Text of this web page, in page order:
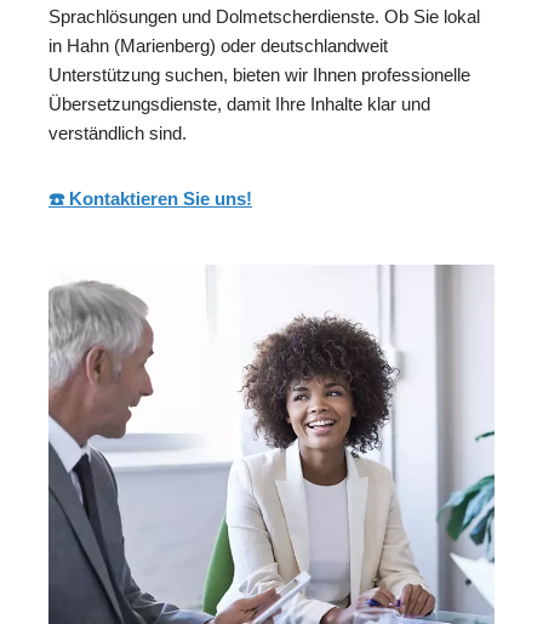
Sprachlösungen und Dolmetscherdienste. Ob Sie lokal
in Hahn (Marienberg) oder deutschlandweit
Unterstützung suchen, bieten wir Ihnen professionelle
Übersetzungsdienste, damit Ihre Inhalte klar und
verständlich sind.
☎️ Kontaktieren Sie uns!